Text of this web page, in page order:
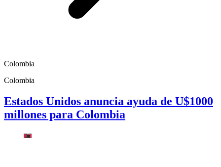
Colombia
Colombia
Estados Unidos anuncia ayuda de U$1000
millones para Colombia